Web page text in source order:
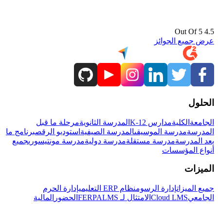
4.5 Out Of 5
عرض جميع الجوائز
الحلول
الجامعة الكليةمدارس K-12 المدرسة الثانويةمرحلة ما قبل
المدرسةمدرسة الموسيقىالمدرسة الصيفية استوديو الرقصبرنامج ما
بعد المدرسةمدرسة مستقلةمدرسة دوليةمدرسة مونتيسوريجميع
أنواع المؤسسات
الميزات
جميع الميزاتإدارة الرسومنظام ERP التعليمي
إدارة الحرم
الجامعيCloud LMS الامتثال لـ FERPA LMS الحضور المالية